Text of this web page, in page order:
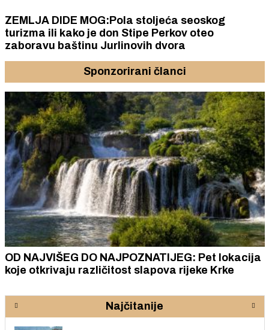
ZEMLJA DIDE MOG:Pola stoljeća seoskog
turizma ili kako je don Stipe Perkov oteo
zaboravu baštinu Jurlinovih dvora
Sponzorirani članci
OD NAJVIŠEG DO NAJPOZNATIJEG: Pet lokacija
koje otkrivaju različitost slapova rijeke Krke
Najčitanije